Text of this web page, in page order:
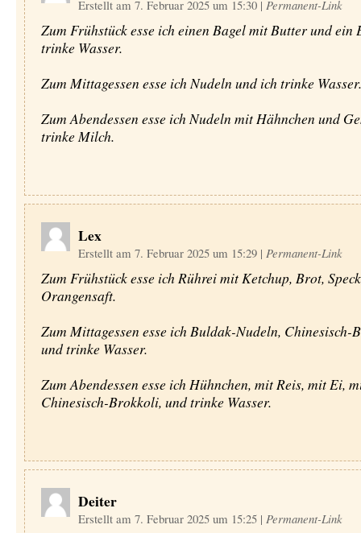
Erstellt am 7. Februar 2025 um 15:30 | Permanent-Link
Zum Frühstück esse ich einen Bagel mit Butter und ein
trinke Wasser.
Zum Mittagessen esse ich Nudeln und ich trinke Wasser.
Zum Abendessen esse ich Nudeln mit Hähnchen und
trinke Milch.
Lex
Erstellt am 7. Februar 2025 um 15:29 | Permanent-Link
Zum Frühstück esse ich Rührei mit Ketchup, Brot,
Orangensaft.
Zum Mittagessen esse ich Buldak-Nudeln, Chinesisch-
und trinke Wasser.
Zum Abendessen esse ich Hühnchen, mit Reis, mit Ei,
Chinesisch-Brokkoli, und trinke Wasser.
Deiter
Erstellt am 7. Februar 2025 um 15:25 | Permanent-Link